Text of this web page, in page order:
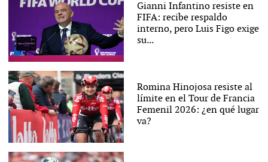
Gianni Infantino resiste en
FIFA: recibe respaldo
interno, pero Luis Figo exige
su...
Romina Hinojosa resiste al
límite en el Tour de Francia
Femenil 2026: ¿en qué lugar
va?